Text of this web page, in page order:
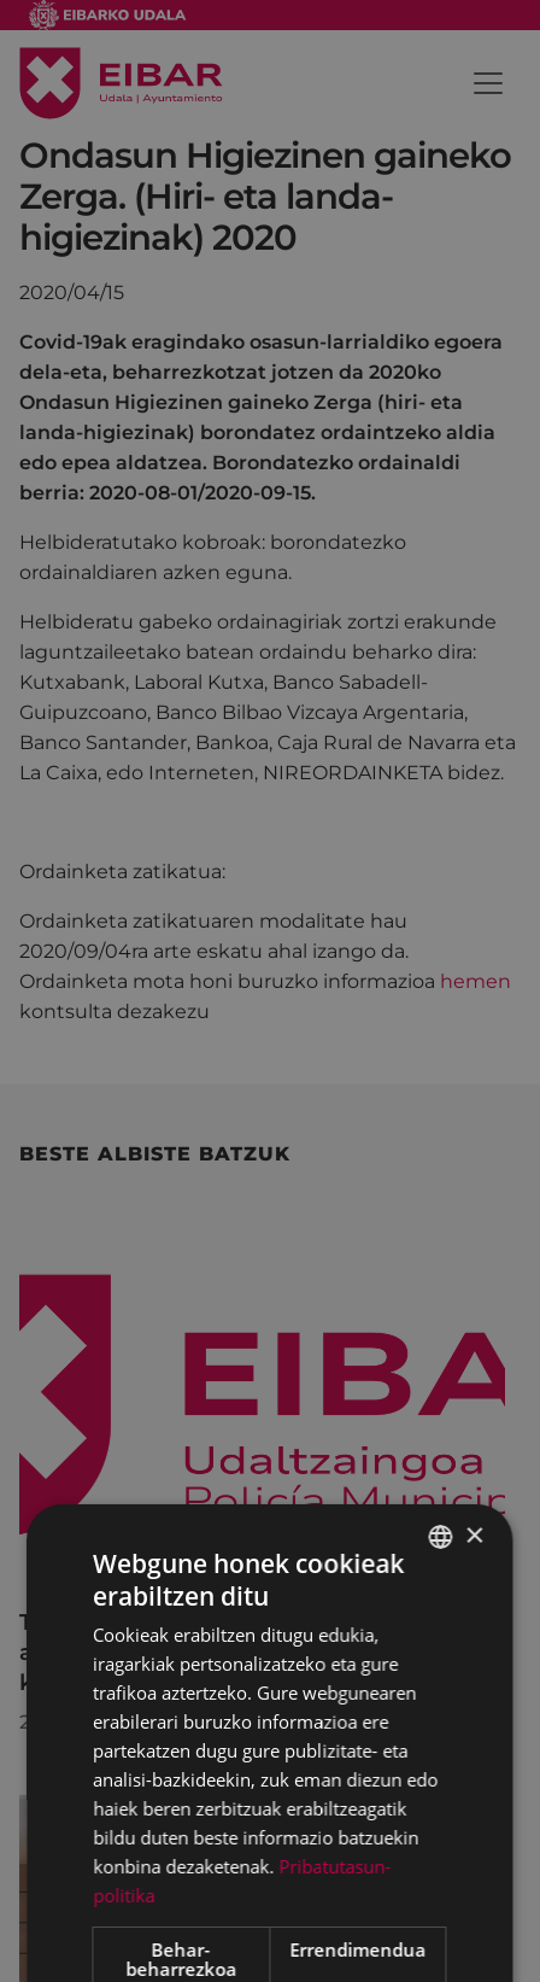
Ondasun Higiezinen gaineko
Zerga. (Hiri- eta landa-
higiezinak) 2020
2020/04/15
Covid-19ak eragindako osasun-larrialdiko egoera
dela-eta, beharrezkotzat jotzen da 2020ko
Ondasun Higiezinen gaineko Zerga (hiri- eta
landa-higiezinak) borondatez ordaintzeko aldia
edo epea aldatzea. Borondatezko ordainaldi
berria: 2020-08-01/2020-09-15.
Helbideratutako kobroak: borondatezko
ordainaldiaren azken eguna.
Helbideratu gabeko ordainagiriak zortzi erakunde
laguntzaileetako batean ordaindu beharko dira:
Kutxabank, Laboral Kutxa, Banco Sabadell-
Guipuzcoano, Banco Bilbao Vizcaya Argentaria,
Banco Santander, Bankoa, Caja Rural de Navarra eta
La Caixa, edo Interneten, NIREORDAINKETA bidez.
Ordainketa zatikatua:
Ordainketa zatikatuaren modalitate hau
2020/09/04ra arte eskatu ahal izango da.
Ordainketa mota honi buruzko informazioa hemen
kontsulta dezakezu
BESTE ALBISTE BATZUK
Trafiko-murrizketak Egogain kalean
abuztuaren 10etik abuztuaren 23ra,
konponketa-lanak direla-eta
2026/07/30
×
Webgune honek cookieak
erabiltzen ditu
Cookieak erabiltzen ditugu edukia,
iragarkiak pertsonalizatzeko eta gure
trafikoa aztertzeko. Gure webgunearen
erabilerari buruzko informazioa ere
partekatzen dugu gure publizitate- eta
analisi-bazkideekin, zuk eman diezun edo
haiek beren zerbitzuak erabiltzeagatik
bildu duten beste informazio batzuekin
konbina dezaketenak. Pribatutasun-
politika
Behar-
beharrezkoa
Errendimendua